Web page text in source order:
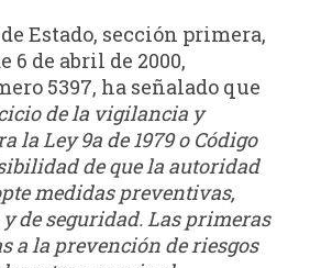
Estado, sección primera,
6 de abril de 2000,
5397, ha señalado que
de la vigilancia y
la Ley 9a de 1979 o Código
de que la autoridad
medidas preventivas,
de seguridad. Las primeras
a la prevención de riesgos